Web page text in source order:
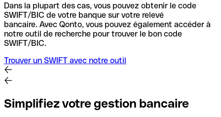
Dans la plupart des cas, vous pouvez obtenir le code
SWIFT/BIC de votre banque sur votre relevé
bancaire. Avec Qonto, vous pouvez également accéder à
notre outil de recherche pour trouver le bon code
SWIFT/BIC.
Trouver un SWIFT avec notre outil
Simplifiez votre gestion bancaire